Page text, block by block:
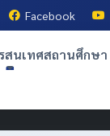
Facebook
สนเทศสถานศึกษา